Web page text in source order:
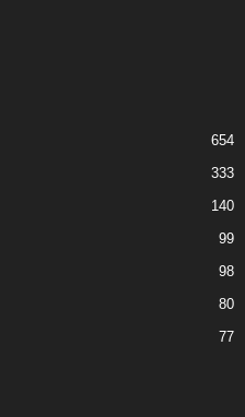
654
333
140
99
98
80
77